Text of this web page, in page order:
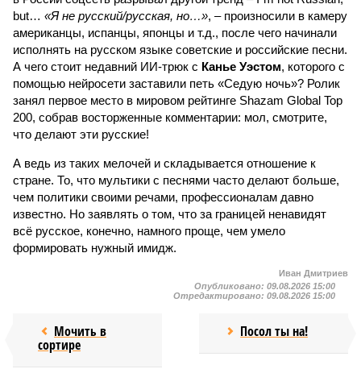
but… «Я не русский/русская, но…», – произносили в камеру
американцы, испанцы, японцы и т.д., после чего начинали
исполнять на русском языке советские и российские песни.
А чего стоит недавний ИИ-трюк с Канье Уэстом, которого с
помощью нейросети заставили петь «Седую ночь»? Ролик
занял первое место в мировом рейтинге Shazam Global Top
200, собрав восторженные комментарии: мол, смотрите,
что делают эти русские!
А ведь из таких мелочей и складывается отношение к
стране. То, что мультики с песнями часто делают больше,
чем политики своими речами, профессионалам давно
известно. Но заявлять о том, что за границей ненавидят
всё русское, конечно, намного проще, чем умело
формировать нужный имидж.
Иван Дмитриев
Опубликовано: 09.08.2026 15:00
Отредактировано: 09.08.2026 15:00
Мочить в
сортире
Посол ты на!